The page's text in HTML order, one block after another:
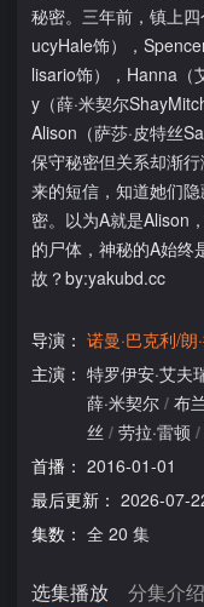
秘密。三年前，镇上
ucyHale饰），
lisario饰），Hanna（
y（薛·米契尔
Alison（萨莎·皮特丝
保守秘密但关系却渐
来的短信，知道她们
密。以为A就是Alison
的尸体，神秘的A始终
故？by:yakubd.cc
导演： 诺曼·巴克利/朗
主演： 特罗伊安·艾夫
薛·米契尔 / 布
丝 / 劳拉·雷顿 /
首播： 2016-01-01
最后更新： 2026-07-
集数： 全 20 集
选集播放 分集介绍